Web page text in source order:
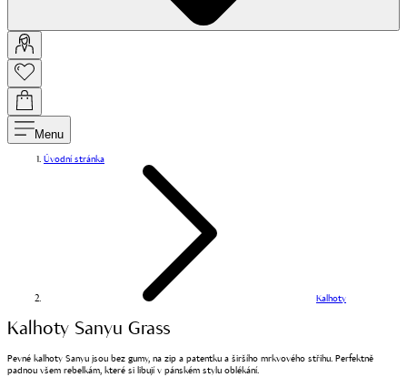
Menu
Úvodní stránka
Kalhoty
Kalhoty Sanyu Grass
Pevné kalhoty Sanyu jsou bez gumy, na zip a patentku a širšího mrkvového střihu. Perfektně
padnou všem rebelkám, které si libují v pánském stylu oblékání.